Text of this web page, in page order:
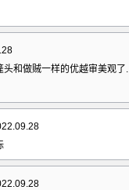
和做贼一样的优越审美观了.